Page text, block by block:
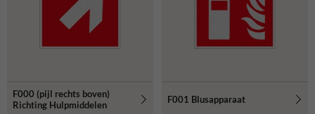
F000 (pijl rechts boven)
Richting Hulpmiddelen
F001 Blusapparaat